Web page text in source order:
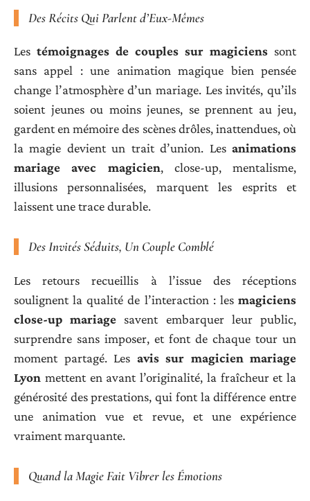
Des Récits Qui Parlent d’Eux-Mêmes
Les témoignages de couples sur magiciens sont
sans appel : une animation magique bien pensée
change l’atmosphère d’un mariage. Les invités, qu’ils
soient jeunes ou moins jeunes, se prennent au jeu,
gardent en mémoire des scènes drôles, inattendues, où
la magie devient un trait d’union. Les animations
mariage avec magicien, close-up, mentalisme,
illusions personnalisées, marquent les esprits et
laissent une trace durable.
Des Invités Séduits, Un Couple Comblé
Les retours recueillis à l’issue des réceptions
soulignent la qualité de l’interaction : les magiciens
close-up mariage savent embarquer leur public,
surprendre sans imposer, et font de chaque tour un
moment partagé. Les avis sur magicien mariage
Lyon mettent en avant l’originalité, la fraîcheur et la
générosité des prestations, qui font la différence entre
une animation vue et revue, et une expérience
vraiment marquante.
Quand la Magie Fait Vibrer les Émotions